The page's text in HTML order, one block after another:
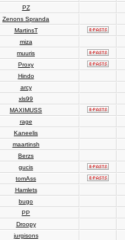
PZ
Zenons Spranda
MartinsT
miza
muuris
Proxy
Hindo
arcy
xls99
MAXIMUSS
rage
Kaneelis
maartinsh
Berzs
gucis
tomAss
Hamlets
bugo
PP
Droopy
jurgisons